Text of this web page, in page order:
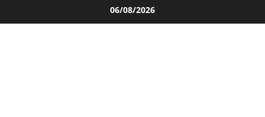
al
06/08/2026